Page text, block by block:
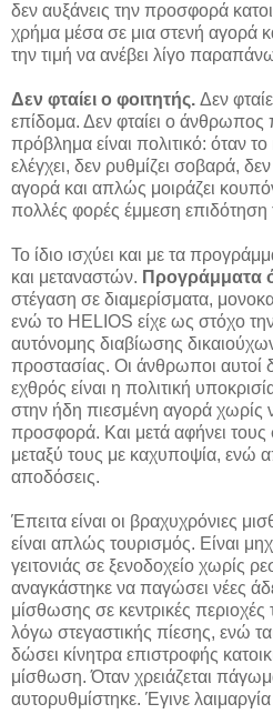
δεν αυξάνεις την προσφορά
χρήμα μέσα σε μια στενή αγορά
την τιμή να ανέβει λίγο
Δεν φταίει ο φοιτητής. Δεν
επίδομα. Δεν φταίει ο άνθρωπος
πρόβλημα είναι πολιτικό: όταν το
ελέγχει, δεν ρυθμίζει σοβαρά,
αγορά και απλώς μοιράζει
πολλές φορές έμμεση επιδότηση
Το ίδιο ισχύει και με τα
και μεταναστών. Προγράμματα
στέγαση σε διαμερίσματα,
ενώ το HELIOS είχε ως στόχο
αυτόνομης διαβίωσης
προστασίας. Οι άνθρωποι αυτοί
εχθρός είναι η πολιτική
στην ήδη πιεσμένη αγορά χωρίς
προσφορά. Και μετά αφήνει τους
μεταξύ τους με καχυποψία, ενώ
αποδόσεις.
Έπειτα είναι οι βραχυχρόνιες
είναι απλώς τουρισμός. Είναι
γειτονιάς σε ξενοδοχείο χωρίς
αναγκάστηκε να παγώσει νέες
μίσθωσης σε κεντρικές
λόγω στεγαστικής πίεσης, ενώ
δώσει κίνητρα επιστροφής
μίσθωση. Όταν χρειάζεται
αυτορυθμίστηκε. Έγινε